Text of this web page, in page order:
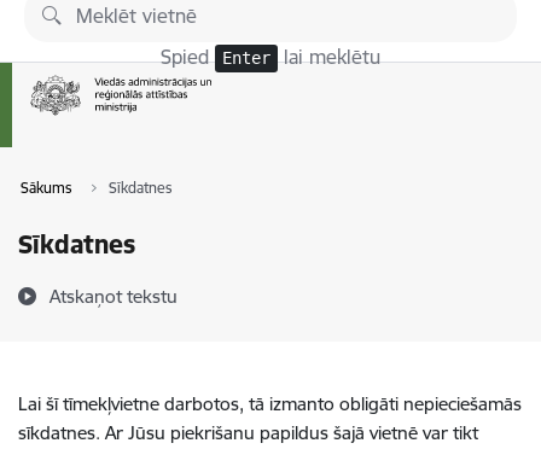
Pāriet uz lapas saturu
Spied Enter lai meklētu
Sākums Sīkdatnes
Sīkdatnes
Atskaņot tekstu
Lai šī tīmekļvietne darbotos, tā izmanto obligāti nepieciešamās
sīkdatnes. Ar Jūsu piekrišanu papildus šajā vietnē var tikt